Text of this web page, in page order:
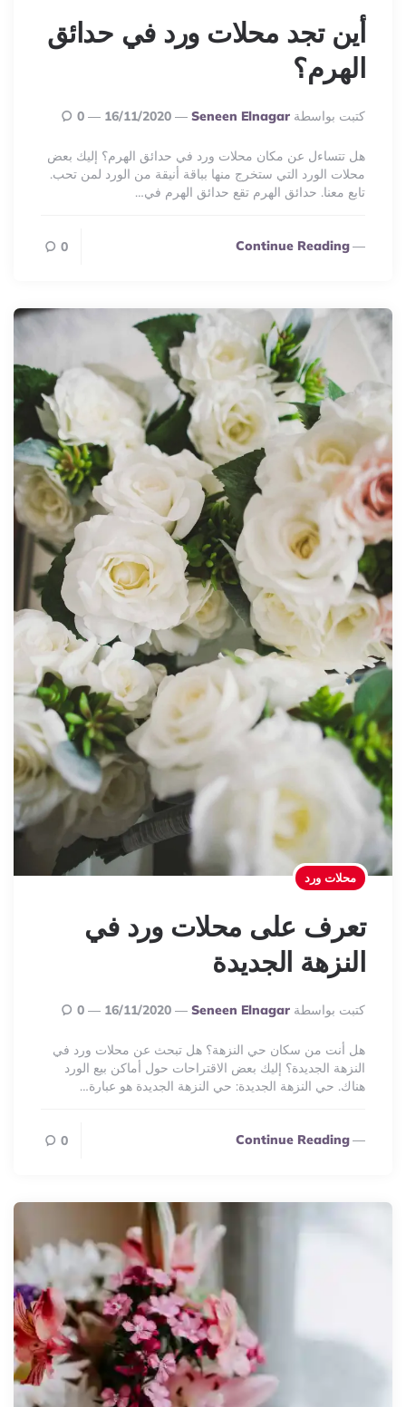
أين تجد محلات ورد في حدائق
الهرم؟
Posted
By
كتبت بواسطة Seneen Elnagar
16/11/2020
0
هل تتساءل عن مكان محلات ورد في حدائق الهرم؟ إليك بعض
محلات الورد التي ستخرج منها بباقة أنيقة من الورد لمن تحب.
تابع معنا. حدائق الهرم تقع حدائق الهرم في…
Continue Reading
0
محلات ورد
تعرف على محلات ورد في
النزهة الجديدة
Posted
كتبت بواسطة Seneen Elnagar
16/11/2020
0
هل أنت من سكان حي النزهة؟ هل تبحث عن محلات ورد في
النزهة الجديدة؟ إليك بعض الاقتراحات حول أماكن بيع الورد
هناك. حي النزهة الجديدة: حي النزهة الجديدة هو عبارة…
Continue Reading
0